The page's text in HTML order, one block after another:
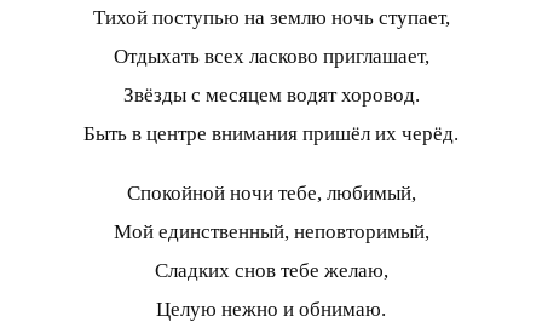
Тихой поступью на землю ночь ступает,
Отдыхать всех ласково приглашает,
Звёзды с месяцем водят хоровод.
Быть в центре внимания пришёл их черёд.
Спокойной ночи тебе, любимый,
Мой единственный, неповторимый,
Сладких снов тебе желаю,
Целую нежно и обнимаю.